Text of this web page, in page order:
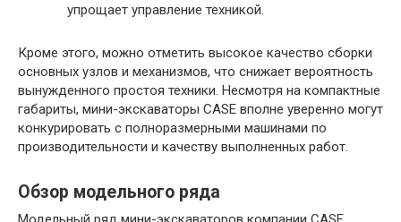
упрощает управление техникой.
Кроме этого, можно отметить высокое качество сборки
основных узлов и механизмов, что снижает вероятность
вынужденного простоя техники. Несмотря на компактные
габариты, мини-экскаваторы CASE вполне уверенно могут
конкурировать с полноразмерными машинами по
производительности и качеству выполненных работ.
Обзор модельного ряда